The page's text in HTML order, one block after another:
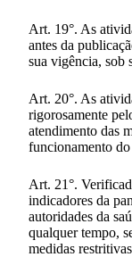
Art. 19°. As
antes da
sua vigência, sob
Art. 20°. As
rigorosamente
atendimento das
funcionamento do
Art. 21°.
indicadores da
autoridades da
qualquer tempo,
medidas